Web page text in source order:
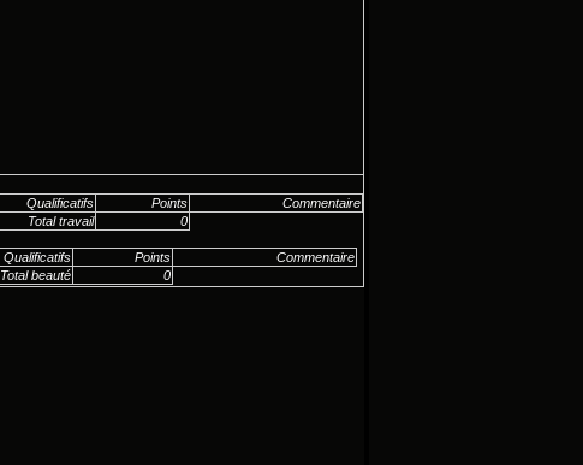
Qualificatifs Points
Commentaire
Total travail
0
Qualificatifs Points
Commentaire
Total beauté
0